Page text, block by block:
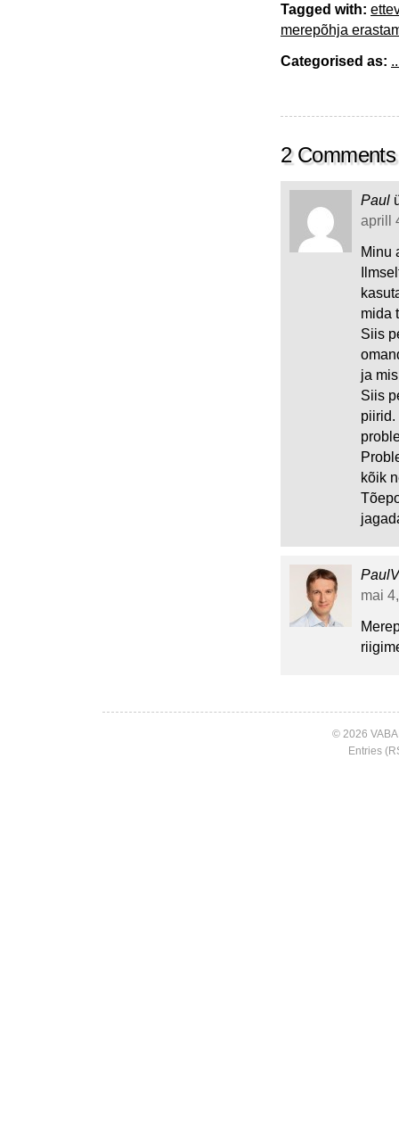
Tagged with:
merepõhja
Categorised as:
2 Comments
Paul
aprill
Minu
mida
Siis
ja
Siis
piirid.
kõik
PaulV
mai
© 2026
Entries